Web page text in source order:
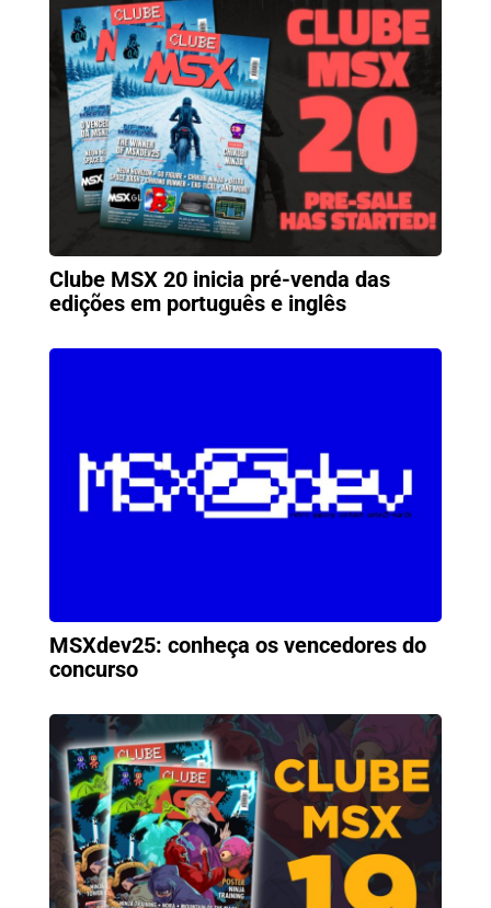
Clube MSX 20 inicia pré-venda das
edições em português e inglês
MSXdev25: conheça os vencedores do
concurso